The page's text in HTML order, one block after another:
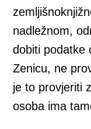
nadležnom,
dobiti podatke
Zenicu, ne
je to provjeriti
osoba ima